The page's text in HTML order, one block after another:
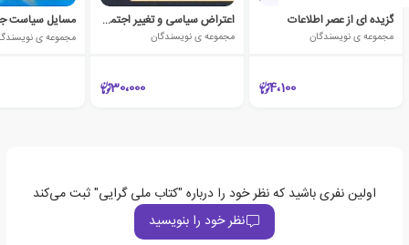
گزیده ای از عصر اطلاعات
مجموعه ی نویسندگان
4،100
اعتراض سیاسی و تغییر اجتماعی
مجموعه ی نویسندگان
30،000
مسایل سیاست
مجموعه ی
اولین نفری باشید که نظر خود را درباره "کتاب ملی گرایی" ثبت می‌کند
نظر خود را بنویسید